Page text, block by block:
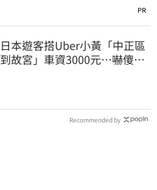
PR
日本遊客搭Uber小黃「中正區
到故宮」車資3000元…嚇傻：
Recommended by